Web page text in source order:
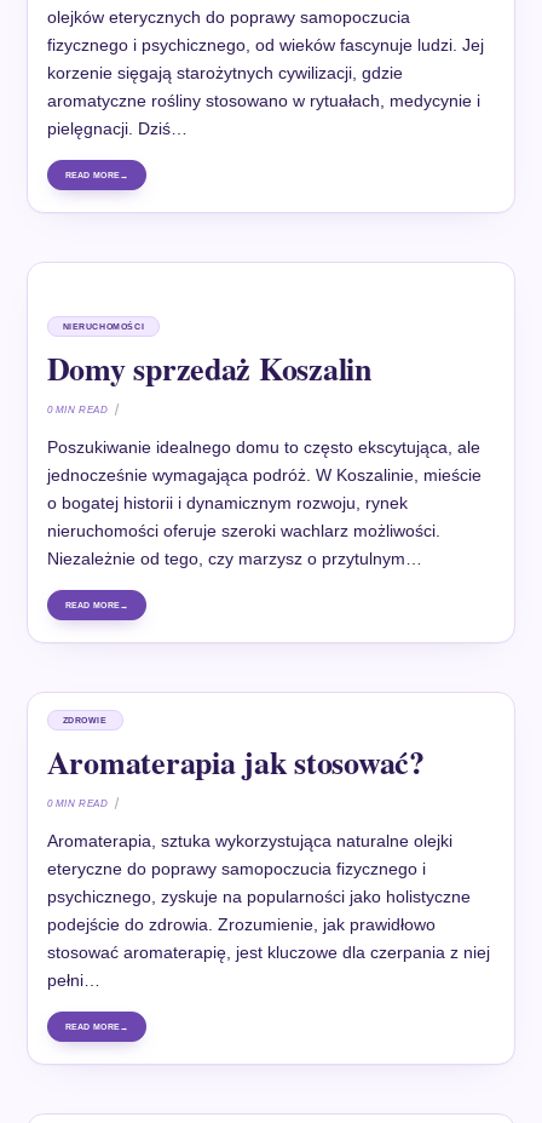
olejków eterycznych do poprawy samopoczucia
fizycznego i psychicznego, od wieków fascynuje ludzi. Jej
korzenie sięgają starożytnych cywilizacji, gdzie
aromatyczne rośliny stosowano w rytuałach, medycynie i
pielęgnacji. Dziś…
READ MORE
NIERUCHOMOŚCI
Domy sprzedaż Koszalin
0 MIN READ
Poszukiwanie idealnego domu to często ekscytująca, ale
jednocześnie wymagająca podróż. W Koszalinie, mieście
o bogatej historii i dynamicznym rozwoju, rynek
nieruchomości oferuje szeroki wachlarz możliwości.
Niezależnie od tego, czy marzysz o przytulnym…
READ MORE
ZDROWIE
Aromaterapia jak stosować?
0 MIN READ
Aromaterapia, sztuka wykorzystująca naturalne olejki
eteryczne do poprawy samopoczucia fizycznego i
psychicznego, zyskuje na popularności jako holistyczne
podejście do zdrowia. Zrozumienie, jak prawidłowo
stosować aromaterapię, jest kluczowe dla czerpania z niej
pełni…
READ MORE